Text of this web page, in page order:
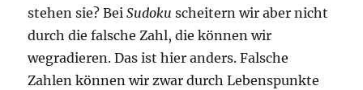
stehen sie? BeiSudoku scheitern wir aber nicht
durch die falsche Zahl, die können wir
wegradieren. Das ist hier anders. Falsche
Zahlen können wir zwar durch Lebenspunkte